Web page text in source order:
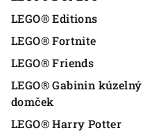
LEGO® Editions
LEGO® Fortnite
LEGO® Friends
LEGO® Gabinin kúzelný
domček
LEGO® Harry Potter